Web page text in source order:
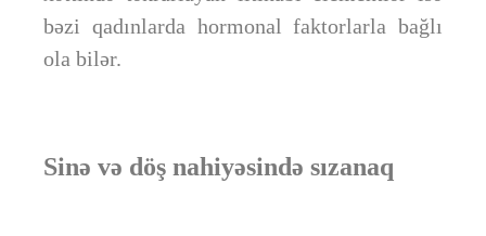
bəzi qadınlarda hormonal faktorlarla bağlı
ola bilər.
Sinə və döş nahiyəsində sızanaq